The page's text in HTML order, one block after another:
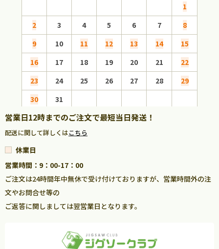
1
2
3 4 5 6 7
8
9
10 11 12 13 14
15
16
17 18 19 20 21
22
23
24 25 26 27 28
29
30
31
営業日12時までのご注文で最短当日発送！
配送に関して詳しくはこちら
休業日
営業時間：9：00-17：00
ご注文は24時間年中無休で受け付けておりますが、営業時間外の注
文やお問合せ等の
ご返答に関しましては翌営業日となります。